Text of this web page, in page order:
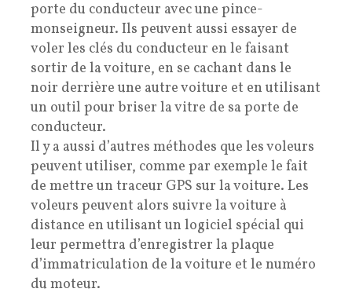
porte du conducteur avec une pince-
monseigneur. Ils peuvent aussi essayer de
voler les clés du conducteur en le faisant
sortir de la voiture, en se cachant dans le
noir derrière une autre voiture et en utilisant
un outil pour briser la vitre de sa porte de
conducteur.
Il y a aussi d’autres méthodes que les voleurs
peuvent utiliser, comme par exemple le fait
de mettre un traceur GPS sur la voiture. Les
voleurs peuvent alors suivre la voiture à
distance en utilisant un logiciel spécial qui
leur permettra d’enregistrer la plaque
d’immatriculation de la voiture et le numéro
du moteur.